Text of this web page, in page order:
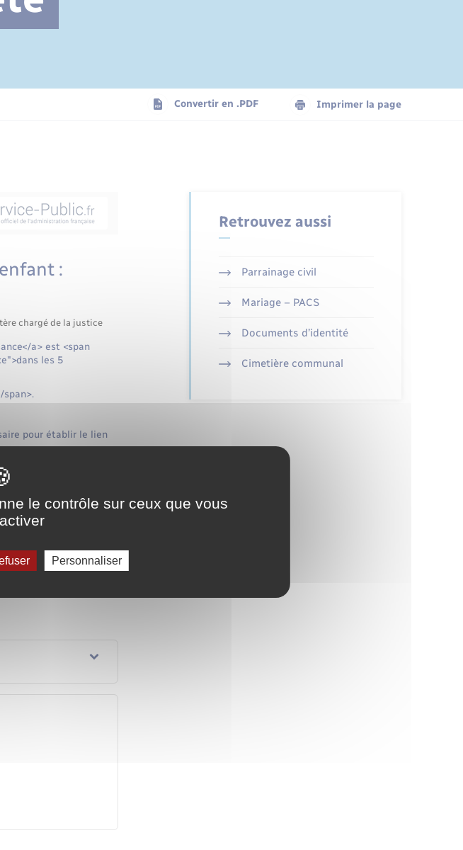
Convertir en .PDF Imprimer la page
:
chargé de la justice
a> est <span
les 5
span>.
pour établir le lien
Retrouvez aussi
Parrainage civil
Mariage – PACS
Documents d’identité
Cimetière communal
le contrôle sur ceux que vous
Personnaliser